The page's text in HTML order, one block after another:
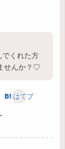
でくれた方
せんか？♡
はてブ